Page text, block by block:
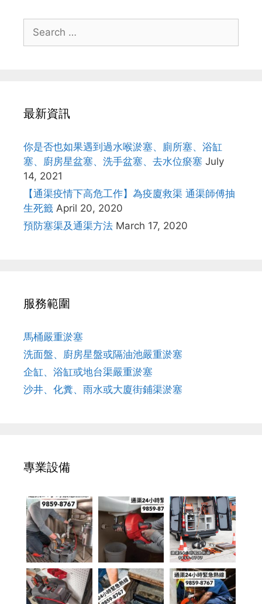
for:
最新資訊
你是否也如果遇到過水喉淤塞、廁所塞、浴缸
塞、廚房星盆塞、洗手盆塞、去水位瘀塞 July
14, 2021
【通渠疫情下高危工作】為疫廈救渠 通渠師傅抽
生死籤 April 20, 2020
預防塞渠及通渠方法 March 17, 2020
服務範圍
馬桶嚴重淤塞
洗面盤、廚房星盤或隔油池嚴重淤塞
企缸、浴缸或地台渠嚴重淤塞
沙井、化糞、雨水或大廈街鋪渠淤塞
專業設備